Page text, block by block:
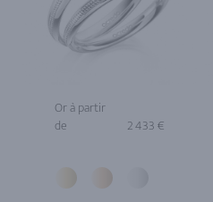
Or à partir
de
2 433 €